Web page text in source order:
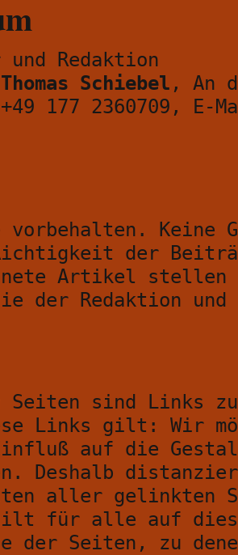
und Redaktion
Schiebel , An
177 2360709, E-
vorbehalten. Keine
der
Artikel
der Redaktion und
Seiten sind Links
Links gilt: Wir
auf die
Deshalb
aller gelinkten
für alle auf dieser
der Seiten, zu